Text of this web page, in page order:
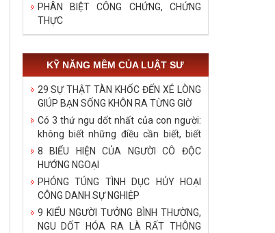
PHÂN BIỆT CÔNG CHỨNG, CHỨNG
THỰC
KỸ NĂNG MỀM CỦA LUẬT SƯ
29 SỰ THẬT TÀN KHỐC ĐẾN XÉ LÒNG
GIÚP BẠN SỐNG KHÔN RA TỪNG GIỜ
Có 3 thứ ngu dốt nhất của con người:
không biết những điều cần biết, biết
bậy những điều đã biết, biết những
điều không cần biết!
8 BIỂU HIỆN CỦA NGƯỜI CÔ ĐỘC
HƯỚNG NGOẠI
PHÓNG TÚNG TÌNH DỤC HỦY HOẠI
CÔNG DANH SỰ NGHIỆP
9 KIỂU NGƯỜI TƯỞNG BÌNH THƯỜNG,
NGU DỐT HÓA RA LÀ RẤT THÔNG